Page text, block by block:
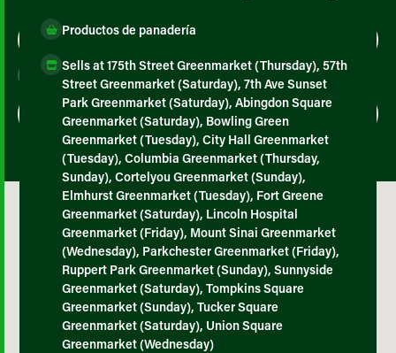
Map View
Productos de panadería
Sells at 175th Street Greenmarket (Thursday), 57th
Street Greenmarket (Saturday), 7th Ave Sunset
Park Greenmarket (Saturday), Abingdon Square
Greenmarket (Saturday), Bowling Green
Greenmarket (Tuesday), City Hall Greenmarket
(Tuesday), Columbia Greenmarket (Thursday,
Sunday), Cortelyou Greenmarket (Sunday),
Elmhurst Greenmarket (Tuesday), Fort Greene
Greenmarket (Saturday), Lincoln Hospital
Greenmarket (Friday), Mount Sinai Greenmarket
(Wednesday), Parkchester Greenmarket (Friday),
Ruppert Park Greenmarket (Sunday), Sunnyside
Greenmarket (Saturday), Tompkins Square
Greenmarket (Sunday), Tucker Square
Greenmarket (Saturday), Union Square
Greenmarket (Wednesday)